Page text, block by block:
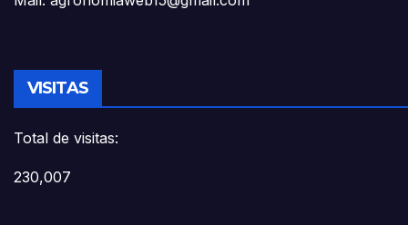
VISITAS
Total de visitas:
230,007